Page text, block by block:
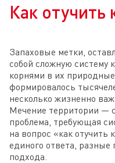
Как отучить
Запаховые метки,
собой сложную систему
корнями в их
формировалось
несколько жизненно
Мечение территории —
проблема, требующая
на вопрос «как отучить
единого ответа,
подхода.